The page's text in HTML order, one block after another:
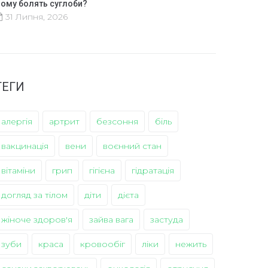
болять суглоби?
31 Липня, 2026
алергія артрит безсоння біль
вакцинація вени воєнний стан
вітаміни грип гігієна гідратація
догляд за тілом діти дієта
жіноче здоров'я зайва вага застуда
зуби краса кровообіг ліки нежить